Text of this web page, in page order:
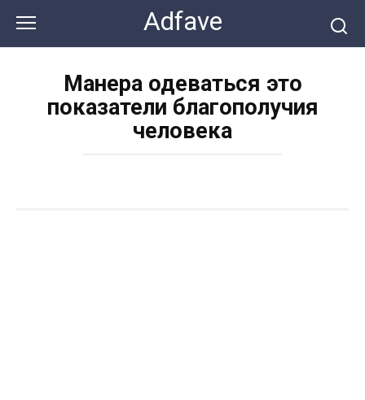
контенту
Adfave
Манера одеваться это
показатели благополучия
человека